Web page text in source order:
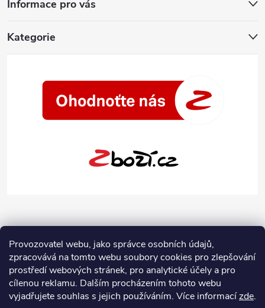
Provozovatel webu, jako správce osobních údajů,
zpracovává na tomto webu soubory cookies pro zlepšování
prostředí webových stránek, pro analytické účely a pro
cílenou reklamu. Dalším procházením tohoto webu
vyjadřujete souhlas s jejich používáním. Více informacízde.
Informace pro vás
Kategorie